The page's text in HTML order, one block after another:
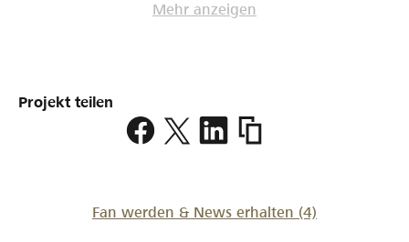
Mehr anzeigen
Projekt teilen
https://
lieu-
Fan werden & News erhalten (4)